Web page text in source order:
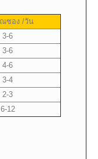
ซอง /วัน
3-6
3-6
4-6
3-4
2-3
6-12